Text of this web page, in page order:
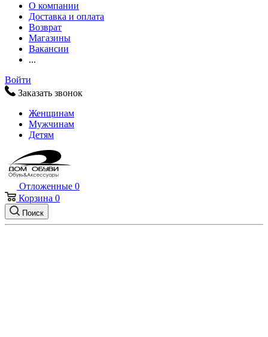
О компании
Доставка и оплата
Возврат
Магазины
Вакансии
...
Войти
Заказать звонок
Женщинам
Мужчинам
Детям
Отложенные 0
Корзина 0
Поиск